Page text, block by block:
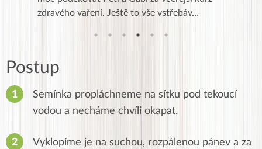
ochutnat a sledovat jednotlivé postupy kr…
Postup
Semínka propláchneme na sítku pod tekoucí
vodou a necháme chvíli okapat.
Vyklopíme je na suchou, rozpálenou pánev a za